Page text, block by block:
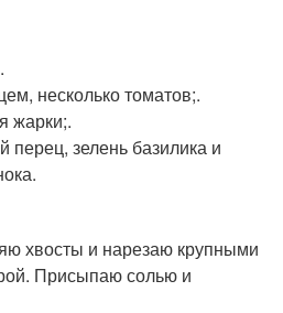
несколько томатов;.
жарки;.
перец, зелень базилика и
хвосты и нарезаю крупными
Присыпаю солью и